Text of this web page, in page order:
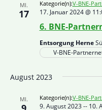
MI.
17
6. BNE-
17. Januar 2024 @
Kategorie(n):V-BNE-
Entsorgung Herne
V-BNE-
August 2023
MI.
9. August 2023-- 10.
Kategorie(n):V-BNE-